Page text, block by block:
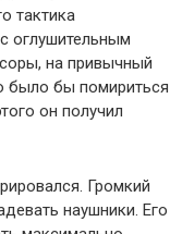
тактика
оглушительным
на привычный
было бы помириться
он получил
Громкий
наушники. Его